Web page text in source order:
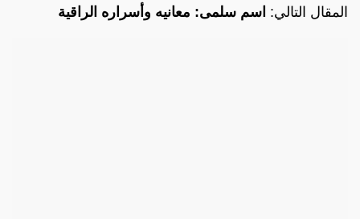
المقال التالي: اسم سلمى: معانيه وأسراره الراقية